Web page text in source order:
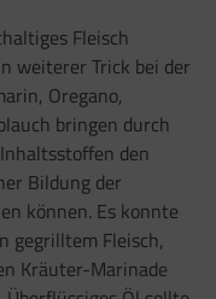
Fleisch
weiterer Trick bei der
Oregano,
bringen durch
den
Bildung der
können. Es konnte
gegrilltem Fleisch,
Kräuter-Marinade